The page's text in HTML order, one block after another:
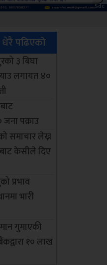
ksbus
धेरै पढिएको
३ बिघा
लगायत ४०
पक्राउ
समाचार लेख्न
केसीले दिए
प्रभाव
भारी
गुमाएकी
१० लाख